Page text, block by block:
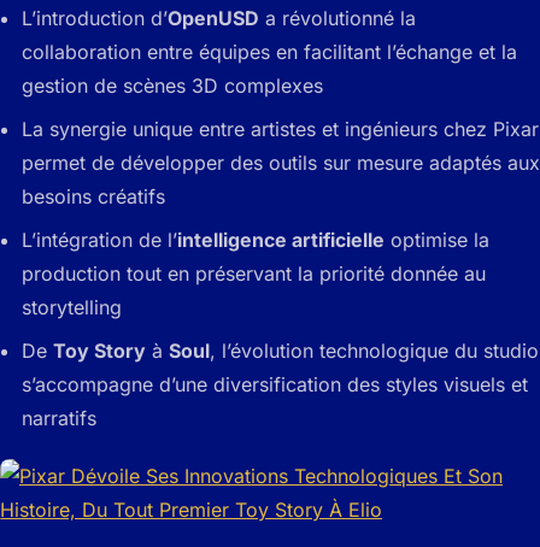
L’introduction d’OpenUSD a révolutionné la
collaboration entre équipes en facilitant l’échange et la
gestion de scènes 3D complexes
La synergie unique entre artistes et ingénieurs chez Pixar
permet de développer des outils sur mesure adaptés aux
besoins créatifs
L’intégration de l’intelligence artificielle optimise la
production tout en préservant la priorité donnée au
storytelling
De Toy Story à Soul, l’évolution technologique du studio
s’accompagne d’une diversification des styles visuels et
narratifs